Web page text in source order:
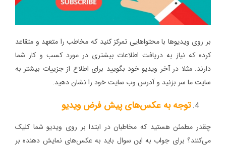
بر روی ویدیوها با محتواهایی تمرکز کنید که مخاطب را متعهد و متقاعد
کرده که نیاز به دریافت اطلاعات بیشتری در مورد کسب و کار شما
دارند. مثلا در آخر ویدیو خود بگویید برای اطلاع از جزییات بیشتر به
سایت ما سر بزنید و آدرس وب سایت خود را نشان دهید.
توجه به عکس‌های پیش فرض ویدیو
چقدر مطمئن هستید که مخاطبان در ابتدا بر روی ویدیو شما کلیک
می‌کنند؟ برای جواب به این سوال باید به عکس‌های نمایش دهنده بر